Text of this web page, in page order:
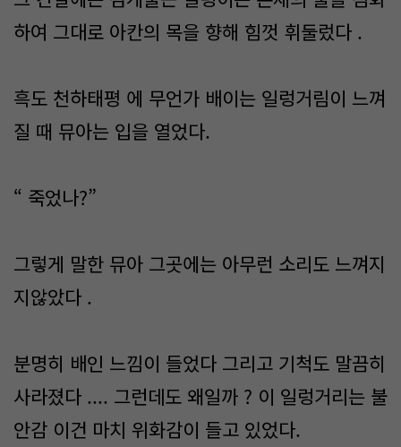
하여 그대로 아칸의 목을 향해 힘껏 휘둘렀다 .
흑도 천하태평 에 무언가 배이는 일렁거림이 느껴
질 때 뮤아는 입을 열었다.
“ 죽었나?”
그렇게 말한 뮤아 그곳에는 아무런 소리도 느껴지
지않았다 .
분명히 배인 느낌이 들었다 그리고 기척도 말끔히
사라졌다 .... 그런데도 왜일까 ? 이 일렁거리는 불
안감 이건 마치 위화감이 들고 있었다.